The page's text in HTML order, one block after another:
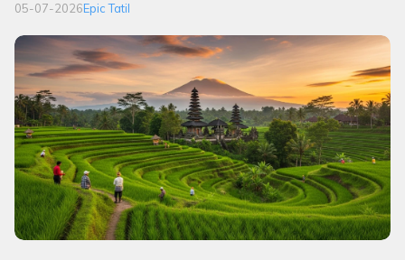
05-07-2026Epic Tatil